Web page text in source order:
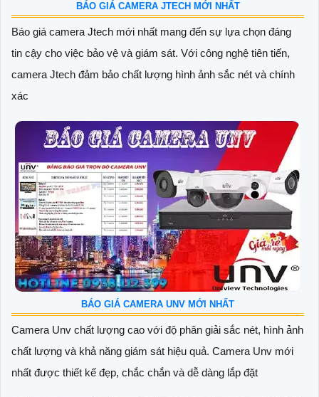
BÁO GIÁ CAMERA JTECH MỚI NHẤT
Báo giá camera Jtech mới nhất mang đến sự lựa chọn đáng
tin cậy cho việc bảo vệ và giám sát. Với công nghệ tiên tiến,
camera Jtech đảm bảo chất lượng hình ảnh sắc nét và chính
xác
BÁO GIÁ CAMERA UNV MỚI NHẤT
Camera Unv chất lượng cao với độ phân giải sắc nét, hình ảnh
chất lượng và khả năng giám sát hiệu quả. Camera Unv mới
nhất được thiết kế đẹp, chắc chắn và dễ dàng lắp đặt